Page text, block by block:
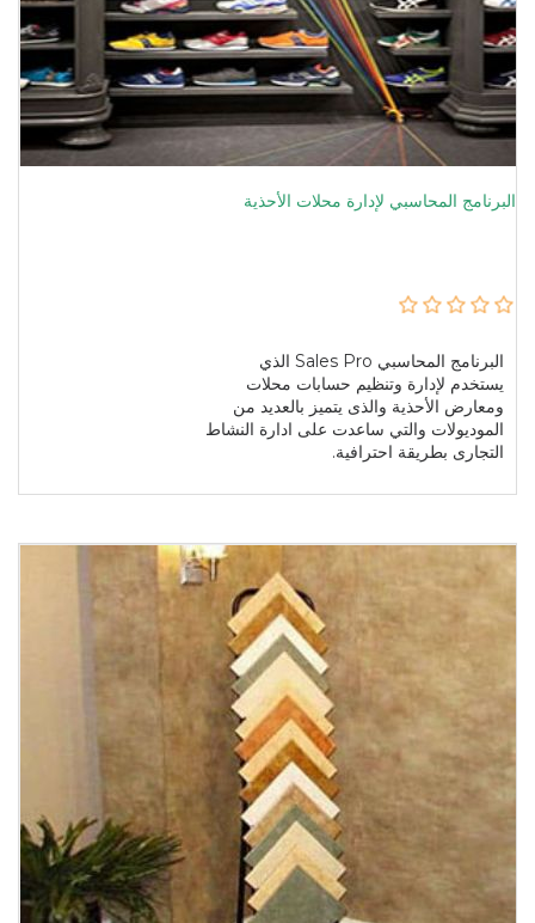
البرنامج المحاسبي لإدارة محلات الأحذية
البرنامج المحاسبي Sales Pro الذي
يستخدم لإدارة وتنظيم حسابات محلات
ومعارض الأحذية والذى يتميز بالعديد من
الموديولات والتي ساعدت على ادارة النشاط
التجارى بطريقة احترافية.